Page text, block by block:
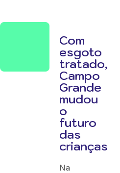
Com
esgoto
tratado,
Campo
Grande
mudou
o
futuro
das
crianças
Na